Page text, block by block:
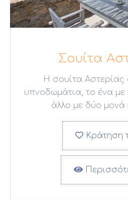
Σουίτα
Η σουίτα Αστερίας
υπνοδωμάτια, το ένα με
άλλο με δύο μονά
Κράτηση